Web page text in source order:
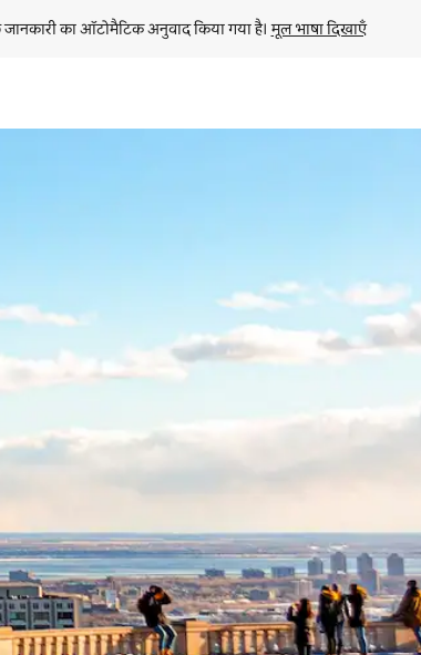
का ऑटोमैटिक अनुवाद किया गया है। मूल भाषा दिखाएँ
टच या फिर स्वाइप जेस्चर का इस्तेमाल करके एक्सप्लोर करें।